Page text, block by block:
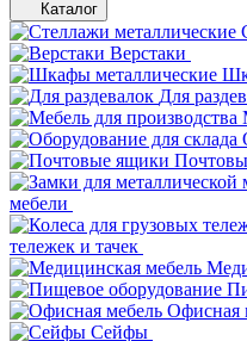
Каталог
Верстаки
Для
мебели
тележек и тачек
Офисная
Сейфы